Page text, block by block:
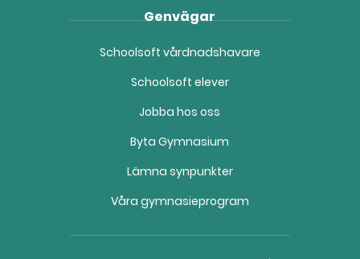
a
e
o
o
k
(
p
n
s
n
t
g
a
m
ö
p
a
o
t
b
(
ö
p
a
i
Genvägar
Schoolsoft vårdnadshavare
Schoolsoft elever
Jobba hos oss
Byta Gymnasium
Lämna synpunkter
Våra gymnasieprogram